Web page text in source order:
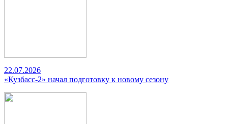
22.07.2026
«Кузбасс-2» начал подготовку к новому сезону